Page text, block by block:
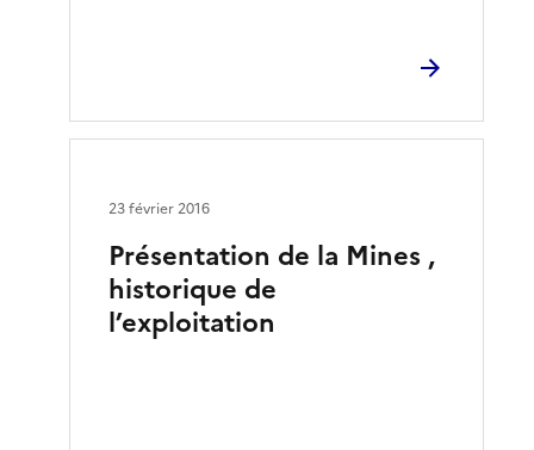
Présentation de la Mines ,
historique de
l’exploitation
23 février 2016